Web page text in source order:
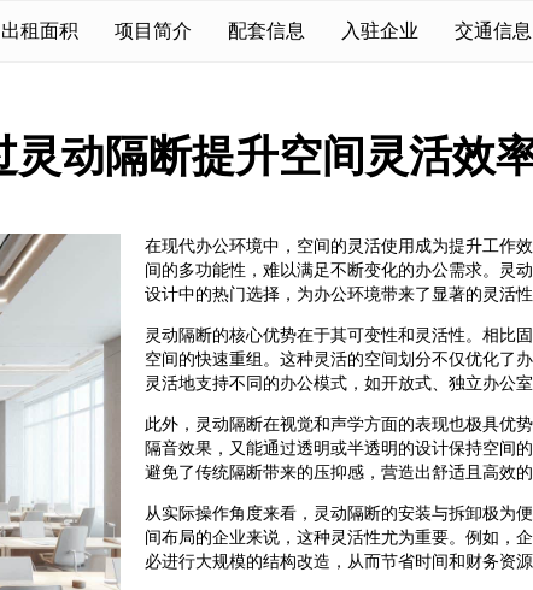
出租面积 项目简介 配套信息 入驻企业 交通信息
动隔断提升空间灵活效
在现代办公环境中，空间的灵活使用成为提升工作
间的多功能性，难以满足不断变化的办公需求。灵
设计中的热门选择，为办公环境带来了显著的灵活性
灵动隔断的核心优势在于其可变性和灵活性。相比
空间的快速重组。这种灵活的空间划分不仅优化了
灵活地支持不同的办公模式，如开放式、独立办公室
此外，灵动隔断在视觉和声学方面的表现也极具优
隔音效果，又能通过透明或半透明的设计保持空间
避免了传统隔断带来的压抑感，营造出舒适且高效的
从实际操作角度来看，灵动隔断的安装与拆卸极为
间布局的企业来说，这种灵活性尤为重要。例如，
必进行大规模的结构改造，从而节省时间和财务资源